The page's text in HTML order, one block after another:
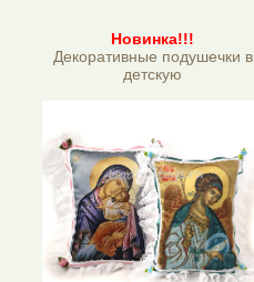
Новинка!!!
Декоративные подушечки в
детскую